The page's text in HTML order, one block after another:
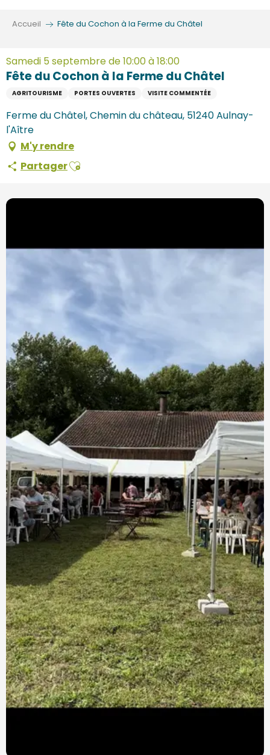
Accueil Fête du Cochon à la Ferme du Châtel
Samedi 5 septembre de 10:00 à 18:00
Fête du Cochon à la Ferme du Châtel
AGRITOURISME PORTES OUVERTES VISITE COMMENTÉE
Ferme du Châtel, Chemin du château, 51240 Aulnay-
l'Aître
M'y rendre
PartagerAjouter aux favoris